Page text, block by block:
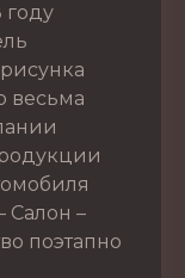
году
весьма
Салон –
поэтапно